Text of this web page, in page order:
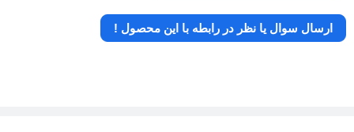
ارسال سوال یا نظر در رابطه با این محصول !